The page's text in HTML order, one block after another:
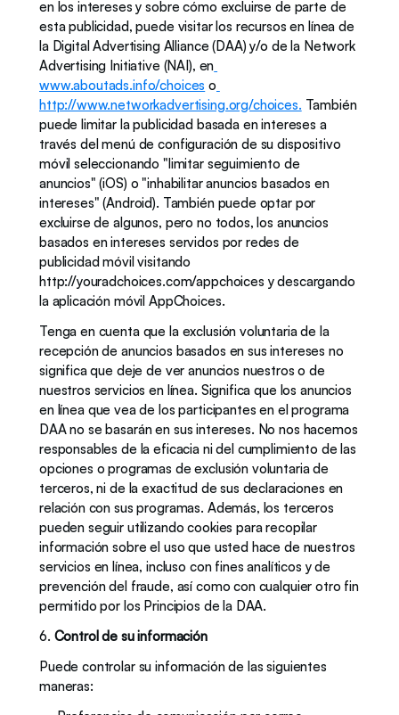
en los intereses y sobre cómo excluirse de parte de
esta publicidad, puede visitar los recursos en línea de
la Digital Advertising Alliance (DAA) y/o de la Network
Advertising Initiative (NAI), en
www.aboutads.info/choices o
http://www.networkadvertising.org/choices. También
puede limitar la publicidad basada en intereses a
través del menú de configuración de su dispositivo
móvil seleccionando "limitar seguimiento de
anuncios" (iOS) o "inhabilitar anuncios basados en
intereses" (Android). También puede optar por
excluirse de algunos, pero no todos, los anuncios
basados en intereses servidos por redes de
publicidad móvil visitando
http://youradchoices.com/appchoices y descargando
la aplicación móvil AppChoices.
Tenga en cuenta que la exclusión voluntaria de la
recepción de anuncios basados en sus intereses no
significa que deje de ver anuncios nuestros o de
nuestros servicios en línea. Significa que los anuncios
en línea que vea de los participantes en el programa
DAA no se basarán en sus intereses. No nos hacemos
responsables de la eficacia ni del cumplimiento de las
opciones o programas de exclusión voluntaria de
terceros, ni de la exactitud de sus declaraciones en
relación con sus programas. Además, los terceros
pueden seguir utilizando cookies para recopilar
información sobre el uso que usted hace de nuestros
servicios en línea, incluso con fines analíticos y de
prevención del fraude, así como con cualquier otro fin
permitido por los Principios de la DAA.
6. Control de su información
Puede controlar su información de las siguientes
maneras: